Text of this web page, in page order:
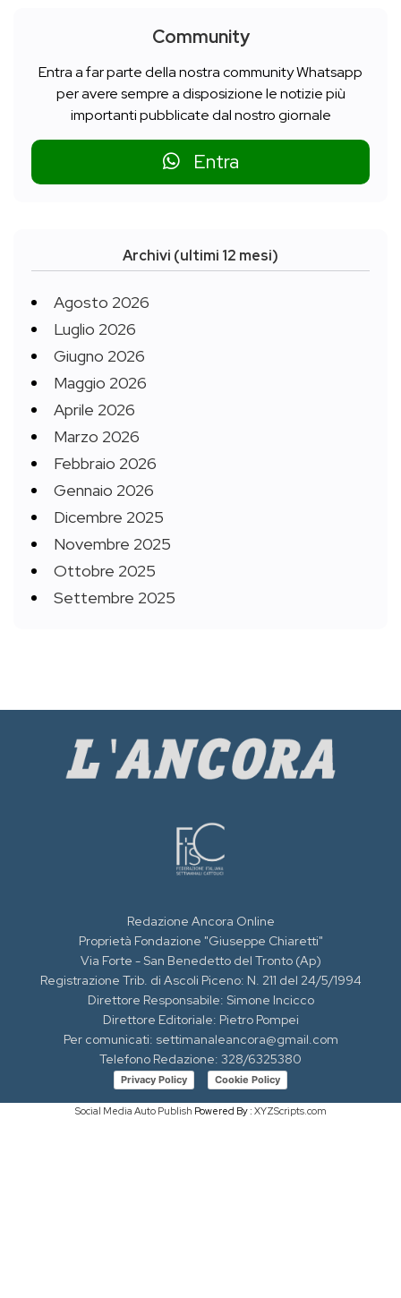
Community
Entra a far parte della nostra community Whatsapp
per avere sempre a disposizione le notizie più
importanti pubblicate dal nostro giornale
Entra
Archivi (ultimi 12 mesi)
Agosto 2026
Luglio 2026
Giugno 2026
Maggio 2026
Aprile 2026
Marzo 2026
Febbraio 2026
Gennaio 2026
Dicembre 2025
Novembre 2025
Ottobre 2025
Settembre 2025
Redazione Ancora Online
Proprietà Fondazione "Giuseppe Chiaretti"
Via Forte - San Benedetto del Tronto (Ap)
Registrazione Trib. di Ascoli Piceno: N. 211 del 24/5/1994
Direttore Responsabile: Simone Incicco
Direttore Editoriale: Pietro Pompei
Per comunicati: settimanaleancora@gmail.com
Telefono Redazione: 328/6325380
Privacy Policy Cookie Policy
Social Media Auto Publish Powered By : XYZScripts.com